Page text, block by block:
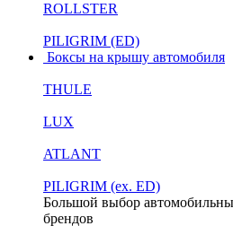
ROLLSTER
PILIGRIM (ED)
Боксы на крышу автомобиля
THULE
LUX
ATLANT
PILIGRIM (ex. ED)
Большой выбор
брендов